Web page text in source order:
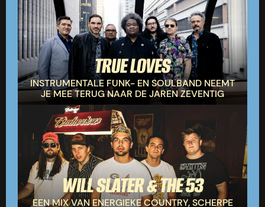
TRUE LOVES
INSTRUMENTALE FUNK- EN SOULBAND NEEMT
JE MEE TERUG NAAR DE JAREN ZEVENTIG
WILL SLATER & THE 53
EEN MIX VAN ENERGIEKE COUNTRY, SCHERPE